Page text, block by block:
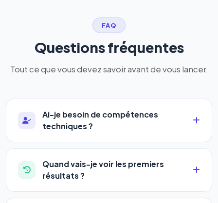
FAQ
Questions fréquentes
Tout ce que vous devez savoir avant de vous lancer.
Ai-je besoin de compétences
techniques ?
Absolument pas. Notre logiciel a été conçu pour
être accessible àtous les profils: artisans,
commerçants, auto-entrepreneurs, PME ou
complexe — vous renseignez l'adresse de votre
Quand vais-je voir les premiers
résultats ?
La plupart de nos utilisateurs observent une